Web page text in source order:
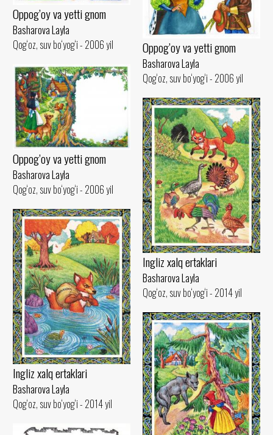
Oppog’oy va yetti gnom
Basharova Layla
Qog‘oz, suv bo‘yog‘i - 2006 yil
Oppog’oy va yetti gnom
Basharova Layla
Qog‘oz, suv bo‘yog‘i - 2006 yil
Oppog’oy va yetti gnom
Basharova Layla
Qog‘oz, suv bo‘yog‘i - 2006 yil
Ingliz xalq ertaklari
Basharova Layla
Qog‘oz, suv bo‘yog‘i - 2014 yil
Ingliz xalq ertaklari
Basharova Layla
Qog‘oz, suv bo‘yog‘i - 2014 yil